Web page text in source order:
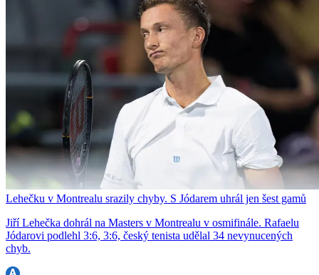
Lehečku v Montrealu srazily chyby. S Jódarem uhrál jen šest gamů
Jiří Lehečka dohrál na Masters v Montrealu v osmifinále. Rafaelu
Jódarovi podlehl 3:6, 3:6, český tenista udělal 34 nevynucených
chyb.